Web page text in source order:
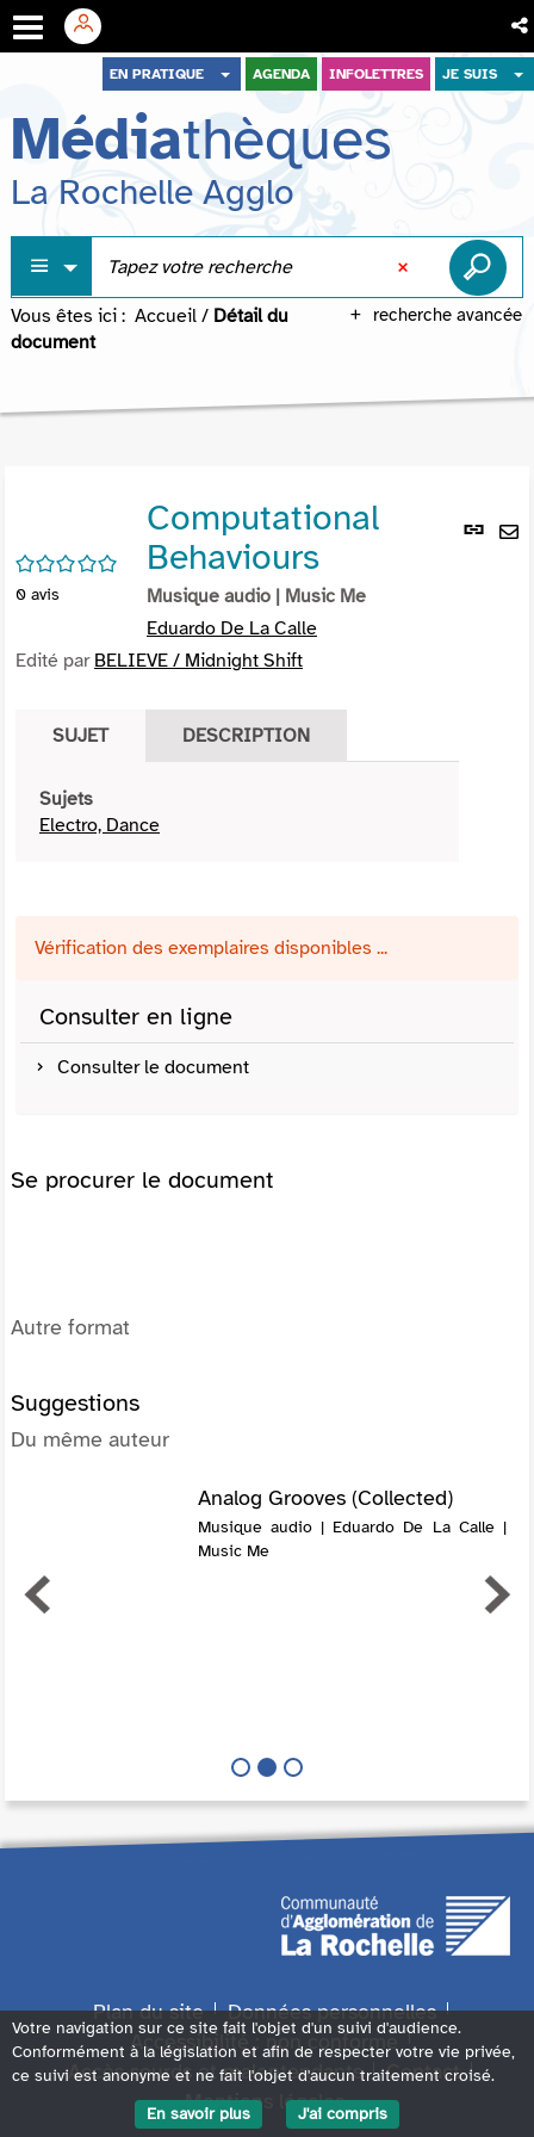
menu
contenu
recherche
EN PRATIQUE AGENDA INFOLETTRES JE SUIS
Médiathèques
La Rochelle Agglo
recherche avancée
Vous êtes ici : Accueil / Détail du
document
Lien
/5
0 avis
Computational
Behaviours
Musique audio | Music Me
Eduardo De La Calle
Edité par BELIEVE / Midnight Shift
SUJET DESCRIPTION
Sujets
Electro, Dance
Vérification des exemplaires disponibles ...
Consulter en ligne
Consulter le document
Se procurer le document
Autre format
Suggestions
Du même auteur
Analog Grooves (Collected)
Musique audio | Eduardo De La Calle |
Music Me
Plan du site
Données personnelles
Accessibilité : non conforme
Accès sourds et malentendants
Contact
Mentions légales
Votre navigation sur ce site fait l'objet d'un suivi d'audience.
Conformément à la législation et afin de respecter votre vie privée,
ce suivi est anonyme et ne fait l'objet d'aucun traitement croisé.
En savoir plus
J'ai compris